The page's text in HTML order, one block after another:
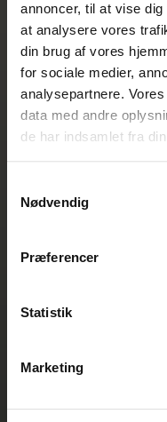
annoncer, til at vise
at analysere vores
din brug af vores
for sociale medier,
analysepartnere.
data med andre
de har indsamlet fra
Nødvendig
Præferencer
Statistik
Marketing
Specialafdelingen Tanken
Skolekredsen